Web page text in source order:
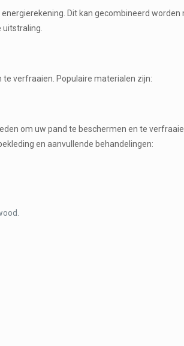
Dit kan gecombineerd worden
verfraaien. Populaire materialen zijn:
om uw pand te beschermen en te
en aanvullende behandelingen: